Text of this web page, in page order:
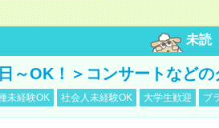
未読
～OK！＞コンサートなど
未経験OK 社会人未経験OK 大学生歓迎 ブ